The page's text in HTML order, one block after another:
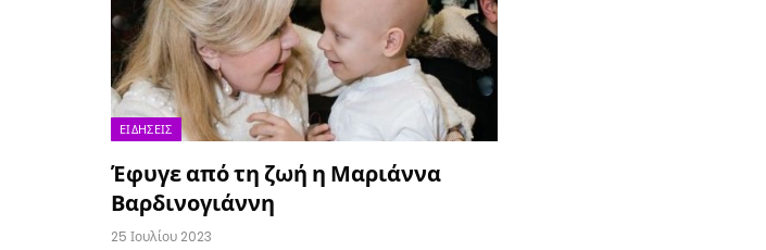
ΕΙΔΉΣΕΙΣ
Έφυγε από τη ζωή η Μαριάννα
Βαρδινογιάννη
25 Ιουλίου 2023